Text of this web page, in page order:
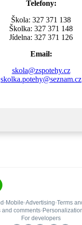
Telefony:
Škola: 327 371 138
Školka: 327 371 148
Jídelna: 327 371 126
Email:
skola@zspotehy.cz
skolka.potehy@seznam.cz